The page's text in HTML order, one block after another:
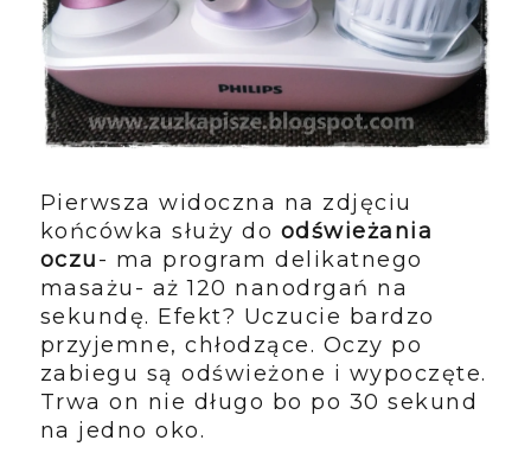
Pierwsza widoczna na zdjęciu
końcówka służy do odświeżania
oczu- ma program delikatnego
masażu- aż 120 nanodrgań na
sekundę. Efekt? Uczucie bardzo
przyjemne, chłodzące. Oczy po
zabiegu są odświeżone i wypoczęte.
Trwa on nie długo bo po 30 sekund
na jedno oko.